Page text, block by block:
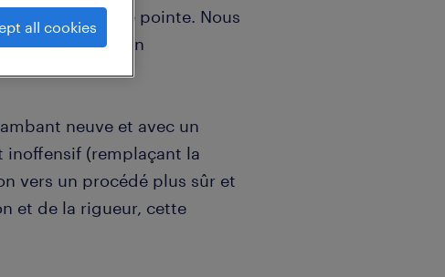
autoclave de pointe. Nous
pour un
neuve et avec un
(remplaçant la
vers un procédé plus sûr et
et de la rigueur, cette
all cookies